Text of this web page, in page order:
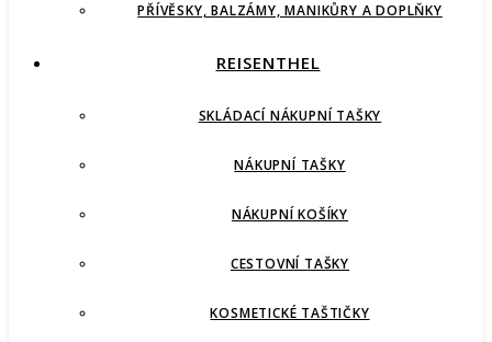
PŘÍVĚSKY, BALZÁMY, MANIKŮRY A DOPLŇKY
REISENTHEL
SKLÁDACÍ NÁKUPNÍ TAŠKY
NÁKUPNÍ TAŠKY
NÁKUPNÍ KOŠÍKY
CESTOVNÍ TAŠKY
KOSMETICKÉ TAŠTIČKY